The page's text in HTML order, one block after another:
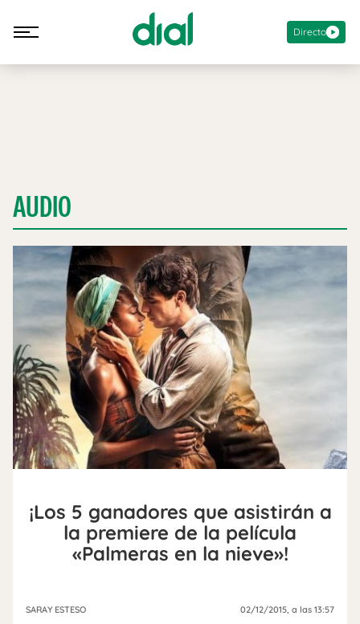
Directo
AUDIO
¡Los 5 ganadores que asistirán a
la premiere de la película
«Palmeras en la nieve»!
SARAY ESTESO 02/12/2015 , a las 13:57